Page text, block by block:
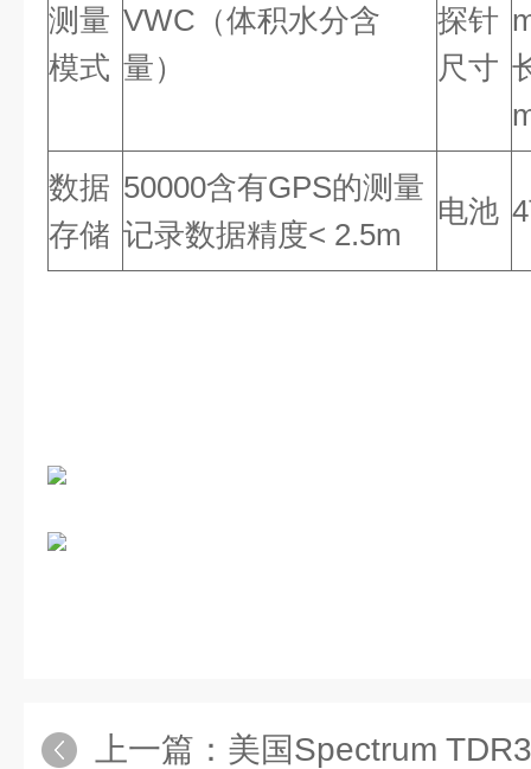
测量
模式
VWC（体积水分含
量）
探针
尺寸
数据
存储
50000含有GPS的测量
记录数据精度< 2.5m
电池
上一篇： 美国Spectrum